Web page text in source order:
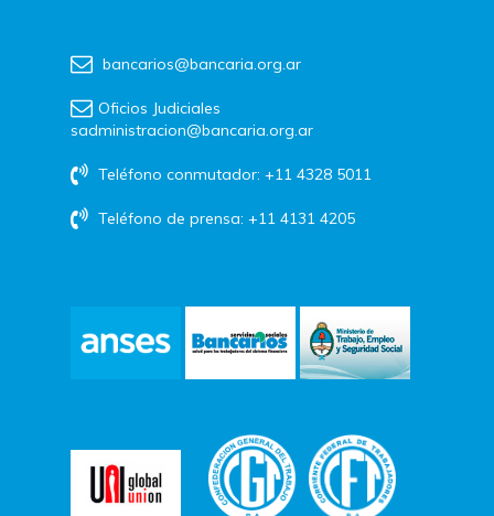
bancarios@bancaria.org.ar
Oficios Judiciales
sadministracion@bancaria.org.ar
Teléfono conmutador: +11 4328 5011
Teléfono de prensa: +11 4131 4205